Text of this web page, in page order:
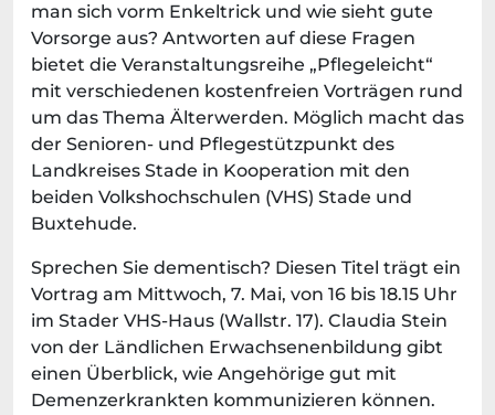
man sich vorm Enkeltrick und wie sieht gute
Vorsorge aus? Antworten auf diese Fragen
bietet die Veranstaltungsreihe „Pflegeleicht“
mit verschiedenen kostenfreien Vorträgen rund
um das Thema Älterwerden. Möglich macht das
der Senioren- und Pflegestützpunkt des
Landkreises Stade in Kooperation mit den
beiden Volkshochschulen (VHS) Stade und
Buxtehude.
Sprechen Sie dementisch? Diesen Titel trägt ein
Vortrag am Mittwoch, 7. Mai, von 16 bis 18.15 Uhr
im Stader VHS-Haus (Wallstr. 17). Claudia Stein
von der Ländlichen Erwachsenenbildung gibt
einen Überblick, wie Angehörige gut mit
Demenzerkrankten kommunizieren können.